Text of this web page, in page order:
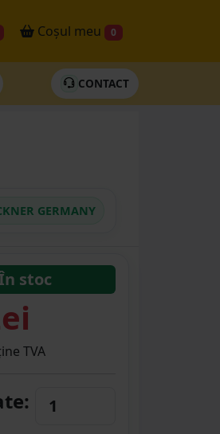
Coșul meu 0
CONTACT
GERMANY
stoc
TVA